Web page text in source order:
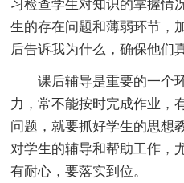
习检查学生对知识的掌握情
生的存在问题和薄弱环节，
后告诉我为什么，确保他们
课后辅导是重要的一个
力，常不能按时完成作业，
问题，就要抓好学生的思想
对学生的辅导和帮助工作，
有耐心，要落实到位。